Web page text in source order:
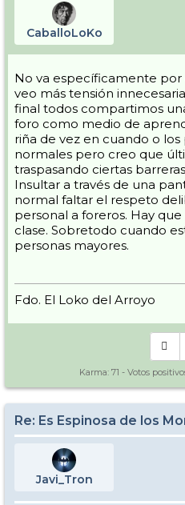
CaballoLoKo
No va específicamente
veo más tensión
final todos compartimos
foro como medio de
riña de vez en cuando o los
normales pero creo que
traspasando ciertas
Insultar a través de una
normal faltar el respeto
personal a foreros. Hay
clase. Sobretodo cuando
personas mayores.
Fdo. El Loko del Arroyo
Karma: 71 - Votos
Re: Es Espinosa de los
Javi_Tron